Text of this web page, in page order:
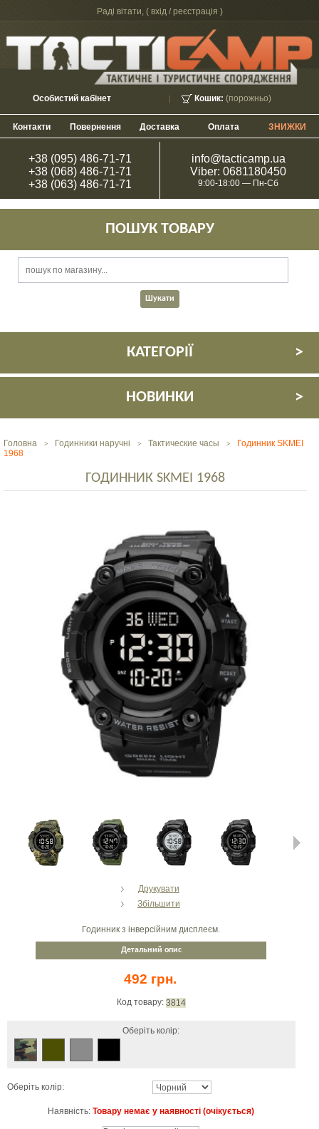
Раді вітати, ( вхід / реєстрація )
Кошик: (порожньо)
Особистий кабінет
Контакти Повернення Доставка Оплата ЗНИЖКИ
+38 (095) 486-71-71
+38 (068) 486-71-71
+38 (063) 486-71-71
info@tacticamp.ua
Viber: 0681180450
9:00-18:00 — Пн-Сб
ПОШУК ТОВАРУ
КАТЕГОРІЇ
НОВИНКИ
Головна > Годинники наручні > Тактические часы >
Годинник SKMEI
1968
ГОДИННИК SKMEI 1968
Друкувати
Збільшити
Годинник з інверсійним дисплеєм.
Детальний опис
492 грн.
Код товару: 3814
Оберіть колір:
Оберіть колір:
Наявність: Товару немає у наявності (очікується)